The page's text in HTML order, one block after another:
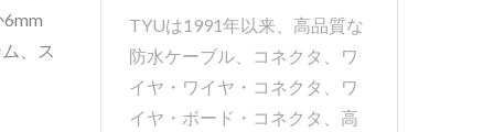
、ス
TYUは1991年以来、高品質な
防水ケーブル、コネクタ、ワ
イヤ・ワイヤ・コネクタ、ワ
イヤ・ボード・コネクタ、高